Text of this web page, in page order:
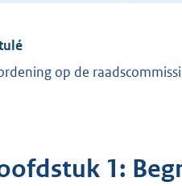
op de
1: